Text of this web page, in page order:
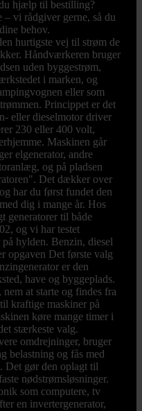
hjælp til bestilling?
vi rådgiver gerne, så du
behov.
hurtigste vej til strøm de
Håndværkeren bruger
uden byggestrøm,
i marken, og
eller som
Princippet er det
eller dieselmotor driver
230 eller 400 volt,
Maskinen går
elgenerator, andre
og på pladsen
Det dækker over
har du først fundet den
dig i mange år. Hos
generatorer til både
og vi har testet
hylden. Benzin, diesel
opgaven Det første valg
er den
have og byggeplads.
at starte og findes fra
kraftige maskiner på
køre mange timer i
stærkeste valg.
omdrejninger, bruger
belastning og fås med
Det gør den oplagt til
nødstrømsløsninger.
som computere, tv
en invertergenerator,